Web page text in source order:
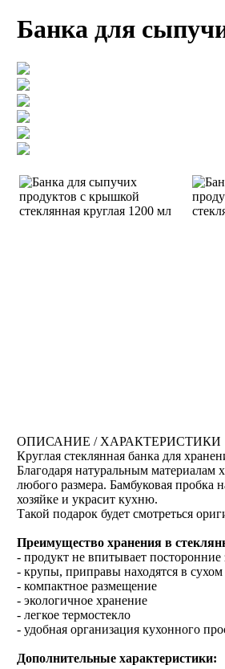
Банка для
ОПИСАНИЕ / ХАРАКТЕРИСТИКИ
Круглая стеклянная банка для
Благодаря натуральным материалам
любого размера. Бамбуковая пробка
хозяйке и украсит кухню.
Такой подарок будет смотреться
Преимущество хранения в
- продукт не впитывает посторонние
- крупы, приправы находятся в сухом
- компактное размещение
- экологичное хранение
- легкое термостекло
- удобная организация кухонного
Дополнительные характеристики: